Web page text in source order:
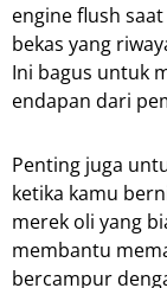
engine flush
bekas yang
Ini bagus untuk
endapan dari
Penting juga
ketika kamu
merek oli yang
membantu
bercampur